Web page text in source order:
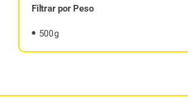
Filtrar por Peso
500g